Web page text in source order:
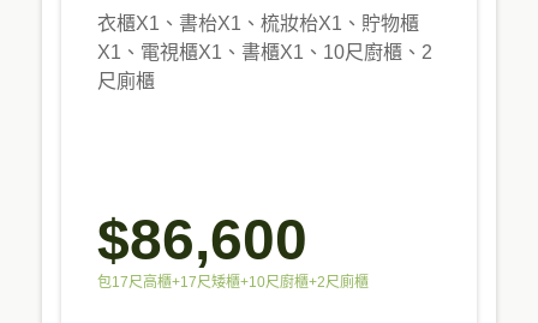
衣櫃X1、書枱X1、梳妝枱X1、貯物櫃
X1、電視櫃X1、書櫃X1、10尺廚櫃、2
尺廁櫃
$86,600
包17尺高櫃+17尺矮櫃+10尺廚櫃+2尺廁櫃